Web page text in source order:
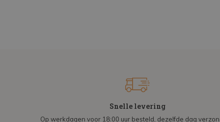
Snelle levering
Op werkdagen voor 18:00 uur besteld, dezelfde dag